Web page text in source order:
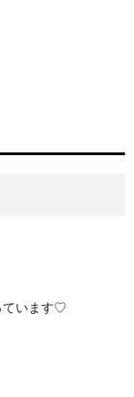
ています♡